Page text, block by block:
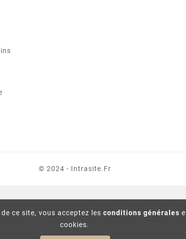
ce site, vous acceptez lesconditions générales
cookies.
© 2024 - Intrasite.fr